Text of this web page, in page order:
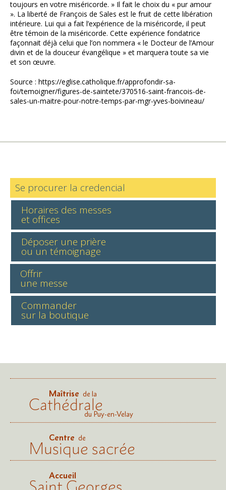
toujours en votre miséricorde. » Il fait le choix du « pur amour
». La liberté de François de Sales est le fruit de cette libération
intérieure. Lui qui a fait l’expérience de la miséricorde, il peut
être témoin de la miséricorde. Cette expérience fondatrice
façonnait déjà celui que l’on nommera « le Docteur de l’Amour
divin et de la douceur évangélique » et marquera toute sa vie
et son œuvre.
Source : https://eglise.catholique.fr/approfondir-sa-
foi/temoigner/figures-de-saintete/370516-saint-francois-de-
sales-un-maitre-pour-notre-temps-par-mgr-yves-boivineau/
Se procurer la credencial
Horaires des messes
et offices
Déposer une prière
ou un témoignage
Offrir
une messe
Commander
sur la boutique
Maîtrise de la
Cathédraledu Puy-en-Velay
Centre de
Musique sacrée
Accueil